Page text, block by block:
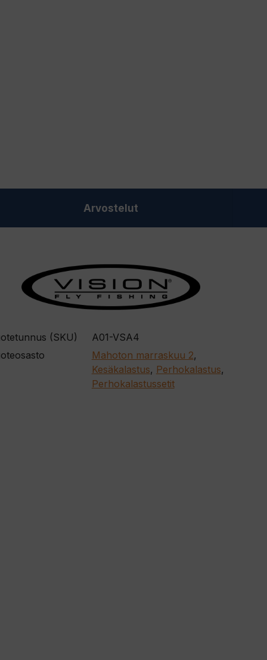
Arvostelut
(SKU)
A01-VSA4
Mahoton marraskuu 2,
Kesäkalastus, Perhokalastus,
Perhokalastussetit